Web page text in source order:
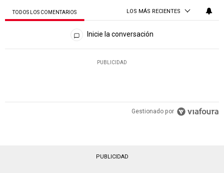
TODOS LOS COMENTARIOS LOS MÁS RECIENTES
Todos los comentarios
Inicie la conversación
PUBLICIDAD
Gestionado por
PUBLICIDAD